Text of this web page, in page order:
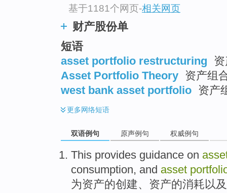
基于1181个网页-相关网页
财产股份单
短语
asset portfolio restructuring
Asset Portfolio Theory 资产组
west bank asset portfolio 资产
更多网络短语
双语例句 原声例句 权威例句
This provides guidance on
consumption, and asset
为资产的创建、资产的消耗以及